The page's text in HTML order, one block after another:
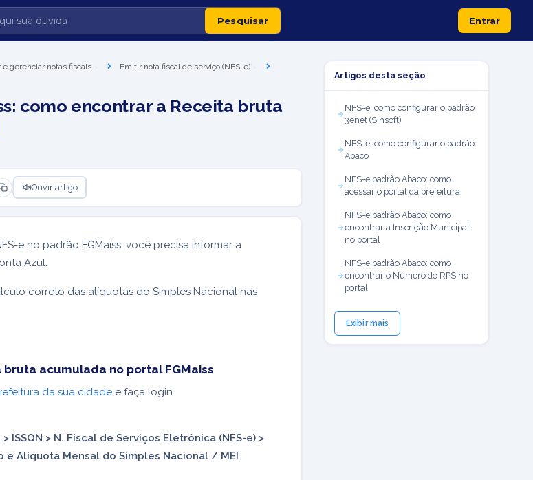
Entrar
e gerenciar notas fiscais
Emitir nota fiscal de serviço (NFS-e)
como encontrar a Receita bruta
Ouvir artigo
e no padrão FGMaiss, você precisa informar a
Azul.
correto das alíquotas do Simples Nacional nas
acumulada no portal FGMaiss
da sua cidade e faça login.
ISSQN > N. Fiscal de Serviços Eletrônica (NFS-e) >
e Alíquota Mensal do Simples Nacional / MEI.
Artigos desta seção
NFS-e: como configurar o padrão
3enet (Sinsoft)
NFS-e: como configurar o padrão
Abaco
NFS-e padrão Abaco: como
acessar o portal da prefeitura
NFS-e padrão Abaco: como
encontrar a Inscrição Municipal
no portal
NFS-e padrão Abaco: como
encontrar o Número do RPS no
portal
Exibir mais